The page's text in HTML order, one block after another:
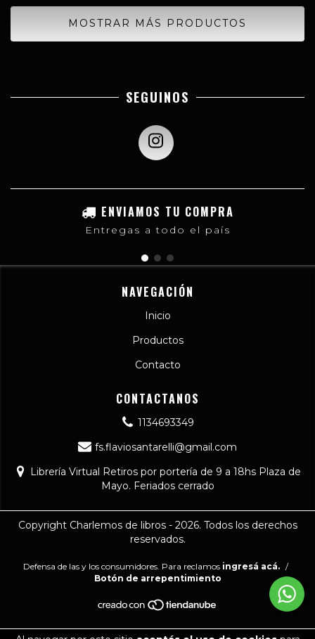
MOSTRAR MÁS PRODUCTOS
SEGUINOS
ENVIAMOS TU COMPRA
Entregas a todo el país
NAVEGACIÓN
Inicio
Productos
Contacto
CONTACTANOS
1134693349
fs.flaviosantarelli@gmail.com
Librería Virtual Retiros por portería de 9 a 18hs Plaza de
Mayo. Feriados cerrado
Copyright Charlemos de libros - 2026. Todos los derechos
reservados.
Defensa de las y los consumidores. Para reclamos ingresá acá. /
Botón de arrepentimiento